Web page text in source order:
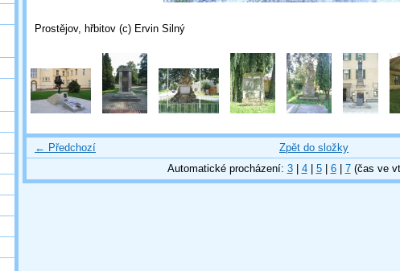
Prostějov, hřbitov (c) Ervin Silný
← Předchozí
Zpět do složky
Automatické procházení: 3| 4| 5| 6| 7(čas ve